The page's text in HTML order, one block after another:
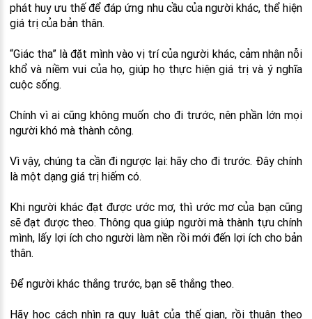
phát huy ưu thế để đáp ứng nhu cầu của người khác, thể hiện
giá trị của bản thân.
“Giác tha” là đặt mình vào vị trí của người khác, cảm nhận nỗi
khổ và niềm vui của họ, giúp họ thực hiện giá trị và ý nghĩa
cuộc sống.
Chính vì ai cũng không muốn cho đi trước, nên phần lớn mọi
người khó mà thành công.
Vì vậy, chúng ta cần đi ngược lại: hãy cho đi trước. Đây chính
là một dạng giá trị hiếm có.
Khi người khác đạt được ước mơ, thì ước mơ của bạn cũng
sẽ đạt được theo. Thông qua giúp người mà thành tựu chính
mình, lấy lợi ích cho người làm nền rồi mới đến lợi ích cho bản
thân.
Để người khác thắng trước, bạn sẽ thắng theo.
Hãy học cách nhìn ra quy luật của thế gian, rồi thuận theo